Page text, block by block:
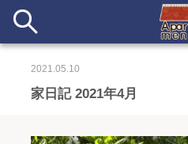
家日記 2021年4月
2021.05.10